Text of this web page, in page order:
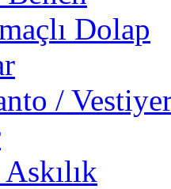
Dolap
/